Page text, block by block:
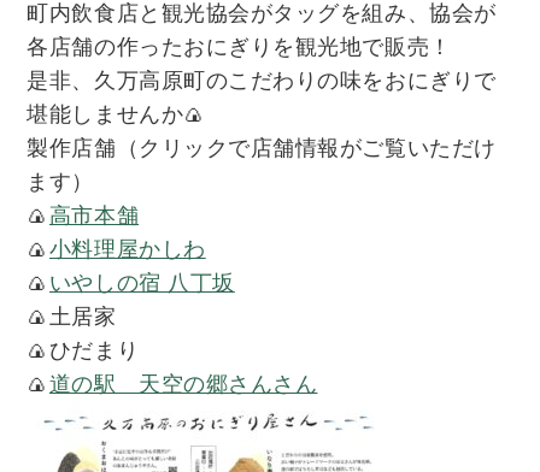
町内飲食店と観光協会がタッグを組み、協会が
各店舗の作ったおにぎりを観光地で販売！
是非、久万高原町のこだわりの味をおにぎりで
堪能しませんか🍙
製作店舗（クリックで店舗情報がご覧いただけ
ます）
🍙 高市本舗
🍙 小料理屋かしわ
🍙 いやしの宿 八丁坂
🍙土居家
🍙ひだまり
🍙 道の駅 天空の郷さんさん